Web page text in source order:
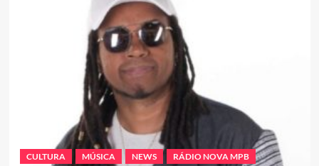
CULTURA MÚSICA NEWS RÁDIO NOVA MPB